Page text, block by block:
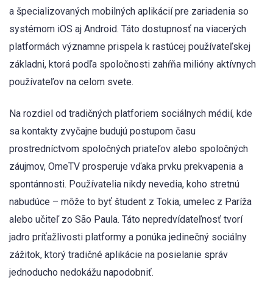
a špecializovaných mobilných aplikácií pre zariadenia so
systémom iOS aj Android. Táto dostupnosť na viacerých
platformách významne prispela k rastúcej používateľskej
základni, ktorá podľa spoločnosti zahŕňa milióny aktívnych
používateľov na celom svete.
Na rozdiel od tradičných platforiem sociálnych médií, kde
sa kontakty zvyčajne budujú postupom času
prostredníctvom spoločných priateľov alebo spoločných
záujmov, OmeTV prosperuje vďaka prvku prekvapenia a
spontánnosti. Používatelia nikdy nevedia, koho stretnú
nabudúce – môže to byť študent z Tokia, umelec z Paríža
alebo učiteľ zo São Paula. Táto nepredvídateľnosť tvorí
jadro príťažlivosti platformy a ponúka jedinečný sociálny
zážitok, ktorý tradičné aplikácie na posielanie správ
jednoducho nedokážu napodobniť.